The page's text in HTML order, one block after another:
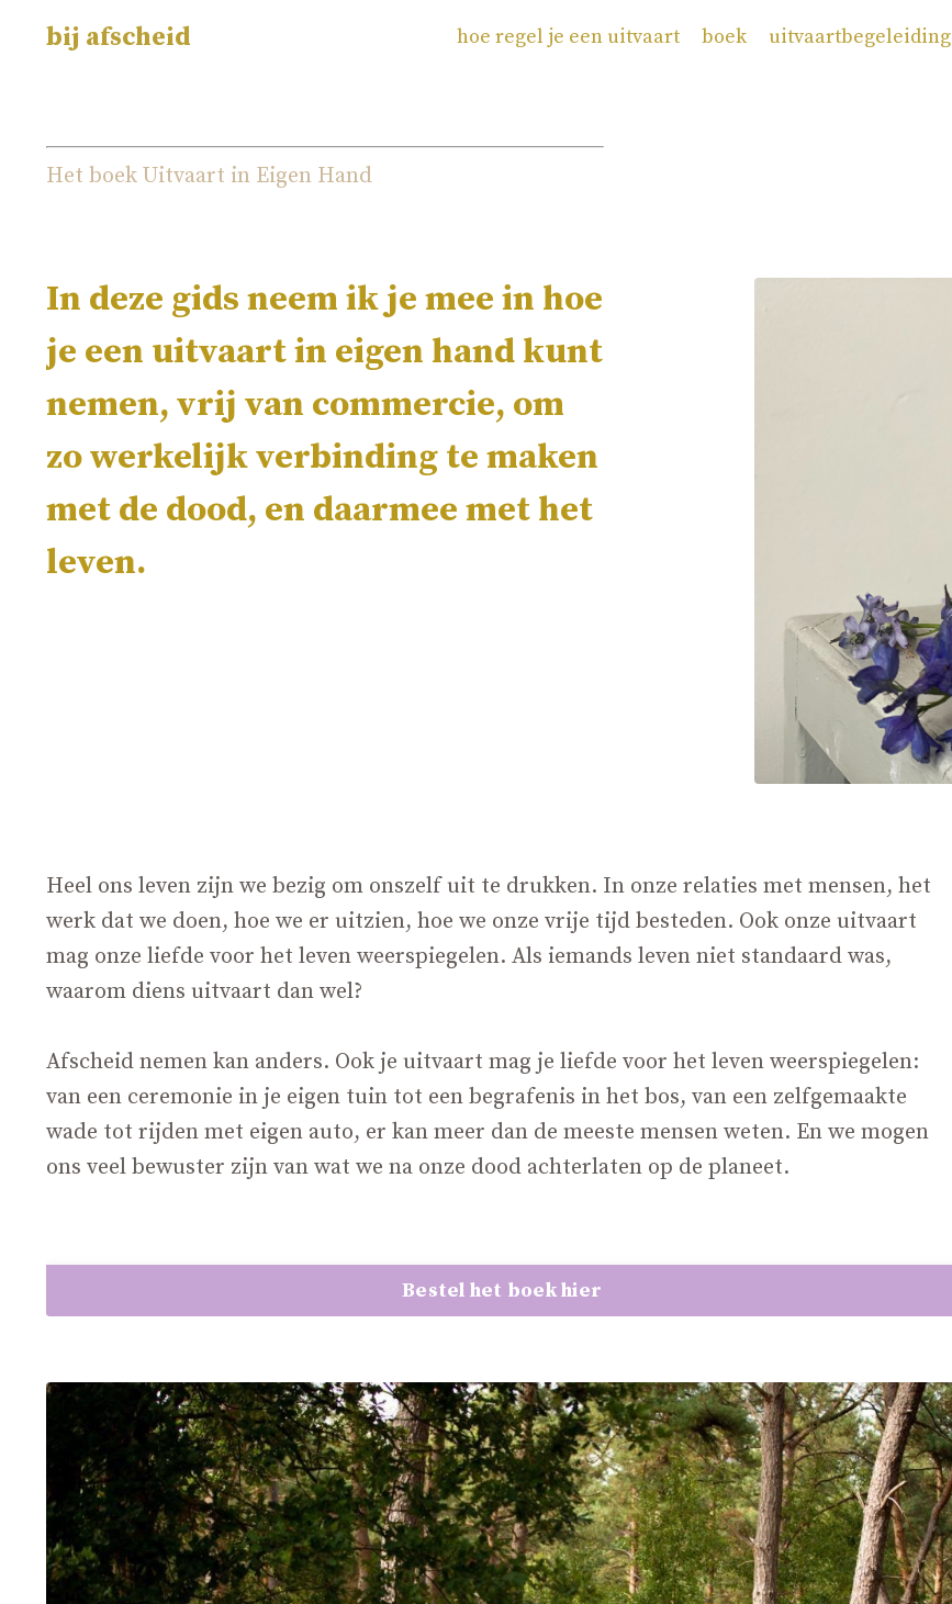
bij afscheid hoe regel je een uitvaart boek uitvaartbegeleiding
Het boek Uitvaart in Eigen Hand
In deze gids neem ik je mee in hoe
je een uitvaart in eigen hand kunt
nemen, vrij van commercie, om
zo werkelijk verbinding te maken
met de dood, en daarmee met het
leven.
Heel ons leven zijn we bezig om onszelf uit te drukken. In onze relaties met mensen, het
werk dat we doen, hoe we er uitzien, hoe we onze vrije tijd besteden. Ook onze uitvaart
mag onze liefde voor het leven weerspiegelen. Als iemands leven niet standaard was,
waarom diens uitvaart dan wel?
Afscheid nemen kan anders. Ook je uitvaart mag je liefde voor het leven weerspiegelen:
van een ceremonie in je eigen tuin tot een begrafenis in het bos, van een zelfgemaakte
wade tot rijden met eigen auto, er kan meer dan de meeste mensen weten. En we mogen
ons veel bewuster zijn van wat we na onze dood achterlaten op de planeet.
Bestel het boek hier